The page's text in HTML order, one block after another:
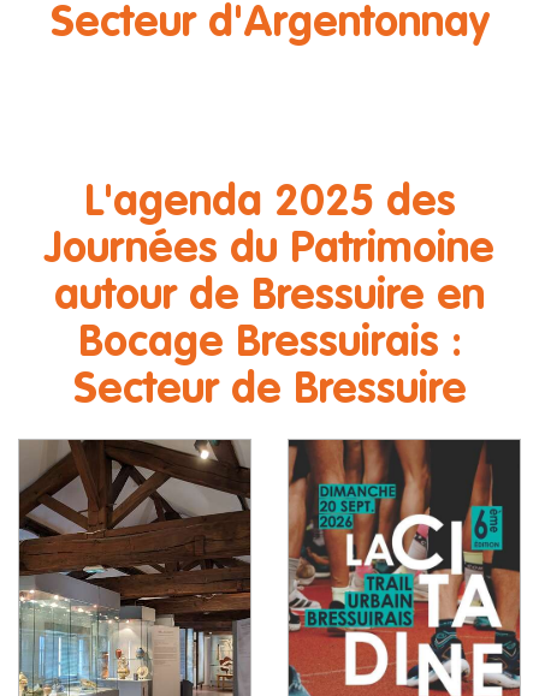
Secteur d'Argentonnay
L'agenda 2025 des
Journées du Patrimoine
autour de Bressuire en
Bocage Bressuirais :
Secteur de Bressuire